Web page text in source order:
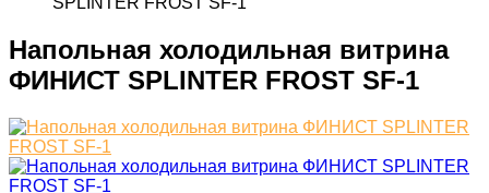
Напольная холодильная витрина
ФИНИСТ SPLINTER FROST SF-1